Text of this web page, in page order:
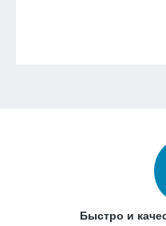
Быстро и